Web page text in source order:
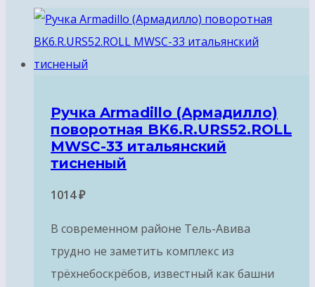
Ручка Armadillo (Армадилло)
поворотная BK6.R.URS52.ROLL
MWSC-33 итальянский
тисненый
1014₽
В современном районе Тель-Авива
трудно не заметить комплекс из
трёхнебоскрёбов, известный как башни